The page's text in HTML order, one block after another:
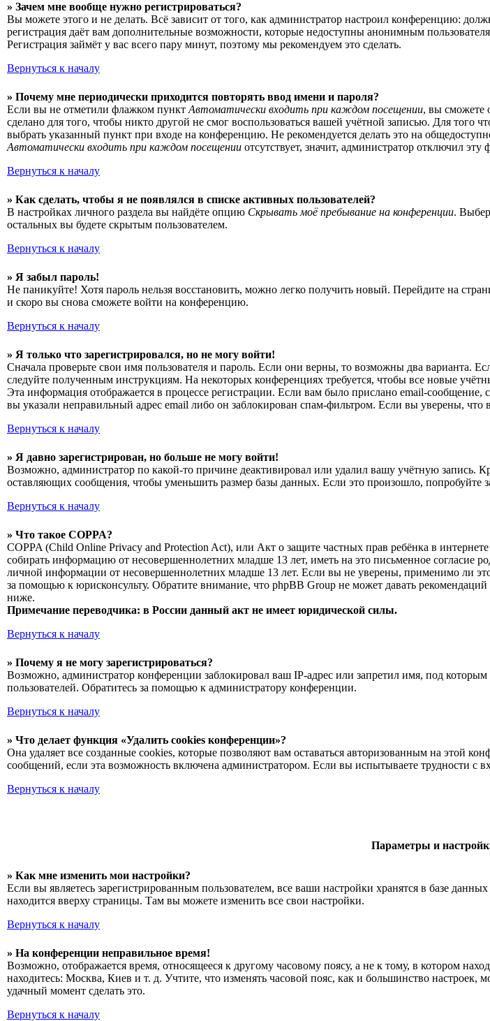
» Зачем мне вообще нужно регистрироваться?
Вы можете этого и не делать. Всё зависит от того, как администратор настроил конференцию:
регистрация даёт вам дополнительные возможности, которые недоступны анонимным
Регистрация займёт у вас всего пару минут, поэтому мы рекомендуем это сделать.
Вернуться к началу
» Почему мне периодически приходится повторять ввод имени и пароля?
Если вы не отметили флажком пункт Автоматически входить при каждом посещении, вы сможете
сделано для того, чтобы никто другой не смог воспользоваться вашей учётной записью. Для
выбрать указанный пункт при входе на конференцию. Не рекомендуется делать это на
Автоматически входить при каждом посещении отсутствует, значит, администратор отключил
Вернуться к началу
» Как сделать, чтобы я не появлялся в списке активных пользователей?
В настройках личного раздела вы найдёте опцию Скрывать моё пребывание на конференции.
остальных вы будете скрытым пользователем.
Вернуться к началу
» Я забыл пароль!
Не паникуйте! Хотя пароль нельзя восстановить, можно легко получить новый. Перейдите на
и скоро вы снова сможете войти на конференцию.
Вернуться к началу
» Я только что зарегистрировался, но не могу войти!
Сначала проверьте свои имя пользователя и пароль. Если они верны, то возможны два варианта.
следуйте полученным инструкциям. На некоторых конференциях требуется, чтобы все новые
Эта информация отображается в процессе регистрации. Если вам было прислано email-
вы указали неправильный адрес email либо он заблокирован спам-фильтром. Если вы уверены, что
Вернуться к началу
» Я давно зарегистрирован, но больше не могу войти!
Возможно, администратор по какой-то причине деактивировал или удалил вашу учётную запись.
оставляющих сообщения, чтобы уменьшить размер базы данных. Если это произошло, попробуйте
Вернуться к началу
» Что такое COPPA?
COPPA (Child Online Privacy and Protection Act), или Акт о защите частных прав ребёнка в
собирать информацию от несовершеннолетних младше 13 лет, иметь на это письменное согласие
личной информации от несовершеннолетних младше 13 лет. Если вы не уверены, применимо ли
за помощью к юрисконсульту. Обратите внимание, что phpBB Group не может давать
ниже.
Примечание переводчика: в России данный акт не имеет юридической силы.
Вернуться к началу
» Почему я не могу зарегистрироваться?
Возможно, администратор конференции заблокировал ваш IP-адрес или запретил имя, под
пользователей. Обратитесь за помощью к администратору конференции.
Вернуться к началу
» Что делает функция «Удалить cookies конференции»?
Она удаляет все созданные cookies, которые позволяют вам оставаться авторизованным на этой
сообщений, если эта возможность включена администратором. Если вы испытываете трудности
Вернуться к началу
Параметры и
» Как мне изменить мои настройки?
Если вы являетесь зарегистрированным пользователем, все ваши настройки хранятся в базе
находится вверху страницы. Там вы можете изменить все свои настройки.
Вернуться к началу
» На конференции неправильное время!
Возможно, отображается время, относящееся к другому часовому поясу, а не к тому, в котором
находитесь: Москва, Киев и т. д. Учтите, что изменять часовой пояс, как и большинство настроек,
удачный момент сделать это.
Вернуться к началу